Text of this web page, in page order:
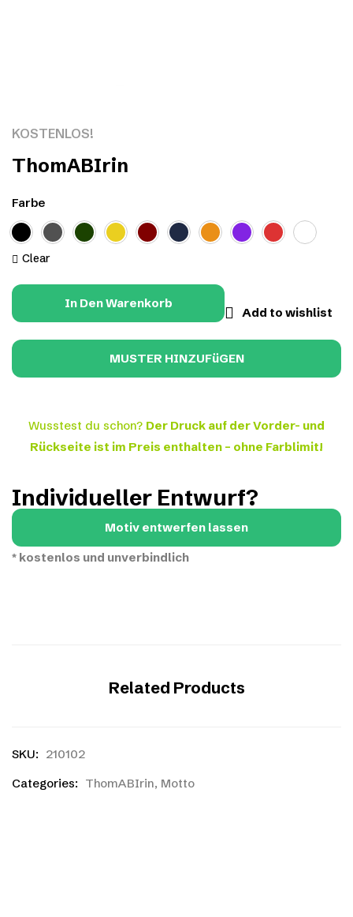
KOSTENLOS!
ThomABIrin
Farbe
Clear
In Den Warenkorb
Add to wishlist
Wusstest du schon? Der Druck auf der Vorder- und
Rückseite ist im Preis enthalten – ohne Farblimit!
Individueller Entwurf?
Motiv entwerfen lassen
* kostenlos und unverbindlich
Related Products
SKU: 210102
Categories: ThomABIrin, Motto